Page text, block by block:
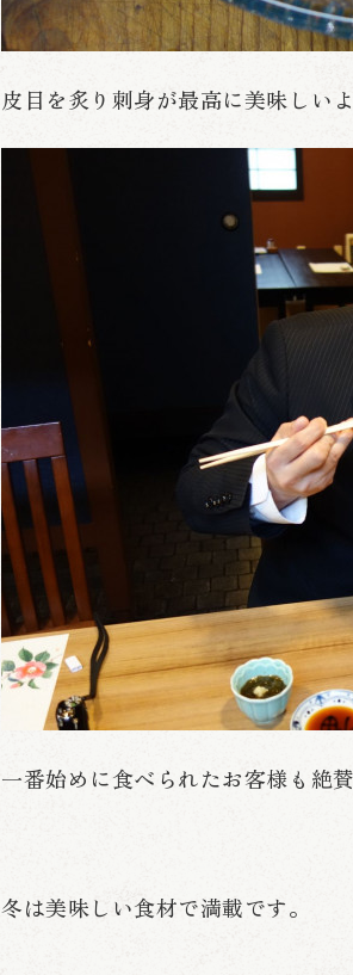
皮目を炙り刺身が最高に美味しい
一番始めに食べられたお客様も絶
冬は美味しい食材で満載です。